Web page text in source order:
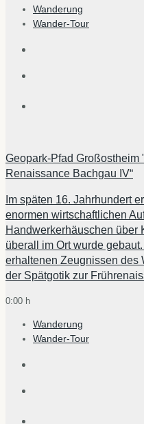
Wanderung
Wander-Tour
Geopark-Pfad
Renaissance Bachgau IV“
Im späten 16. Jahrhundert
enormen wirtschaftlichen
Handwerkerhäuschen über
überall im Ort wurde
erhaltenen Zeugnissen des
der Spätgotik zur
0:00 h
Wanderung
Wander-Tour